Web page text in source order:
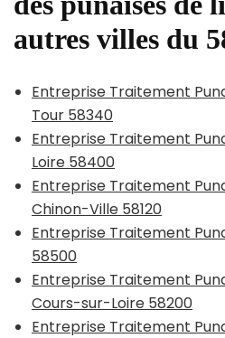
autres villes du
Entreprise Traitement
Tour 58340
Entreprise Traitement
Loire 58400
Entreprise Traitement
Chinon-Ville 58120
Entreprise Traitement
58500
Entreprise Traitement
Cours-sur-Loire 58200
Entreprise Traitement